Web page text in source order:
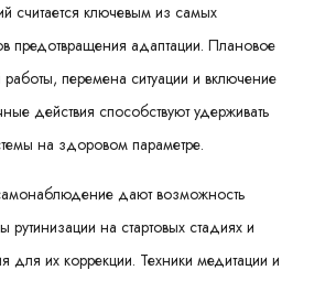
считается ключевым из самых
предотвращения адаптации. Плановое
перемена ситуации и включение
действия способствуют удерживать
на здоровом параметре.
дают возможность
рутинизации на стартовых стадиях и
для их коррекции. Техники медитации и